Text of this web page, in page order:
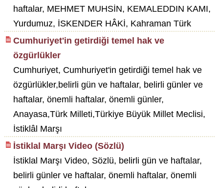
haftalar, MEHMET MUHSİN, KEMALEDDIN KAMI,
Yurdumuz, İSKENDER HÂKİ, Kahraman Türk
Cumhuriyet'in getirdiği temel hak ve
özgürlükler
Cumhuriyet, Cumhuriyet'in getirdiği temel hak ve
özgürlükler,belirli gün ve haftalar, belirli günler ve
haftalar, önemli haftalar, önemli günler,
Anayasa,Türk Milleti,Türkiye Büyük Millet Meclisi,
İstiklâl Marşı
İstiklal Marşı Video (Sözlü)
İstiklal Marşı Video, Sözlü, belirli gün ve haftalar,
belirli günler ve haftalar, önemli haftalar, önemli